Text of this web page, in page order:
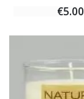
€5.00